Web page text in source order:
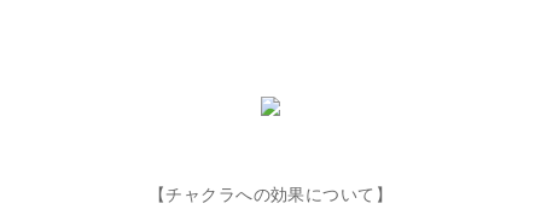
【チャクラへの効果について】